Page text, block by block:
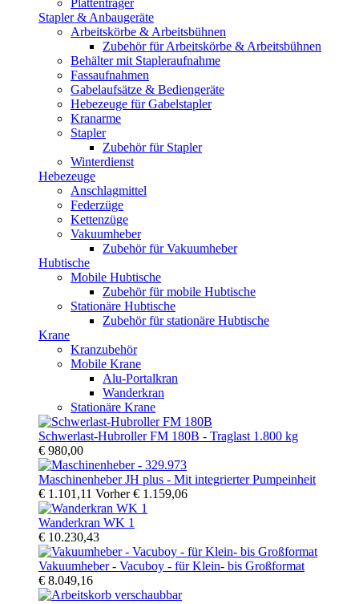
Plattenträger
Stapler & Anbaugeräte
Arbeitskörbe & Arbeitsbühnen
Zubehör für Arbeitskörbe & Arbeitsbühnen
Behälter mit Stapleraufnahme
Fassaufnahmen
Gabelaufsätze & Bediengeräte
Hebezeuge für Gabelstapler
Kranarme
Stapler
Zubehör für Stapler
Winterdienst
Hebezeuge
Anschlagmittel
Federzüge
Kettenzüge
Vakuumheber
Zubehör für Vakuumheber
Hubtische
Mobile Hubtische
Zubehör für mobile Hubtische
Stationäre Hubtische
Zubehör für stationäre Hubtische
Krane
Kranzubehör
Mobile Krane
Alu-Portalkran
Wanderkran
Stationäre Krane
Schwerlast-Hubroller FM 180B - Traglast 1.800 kg
€ 980,00
Maschinenheber JH plus - Mit integrierter Pumpeinheit
€ 1.101,11 Vorher€ 1.159,06
Wanderkran WK 1
€ 10.230,43
Vakuumheber - Vacuboy - für Klein- bis Großformat
€ 8.049,16